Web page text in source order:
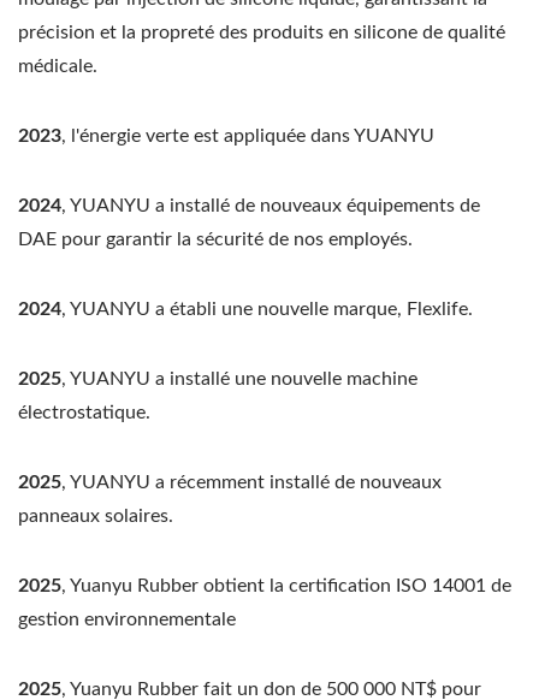
précision et la propreté des produits en silicone de qualité
médicale.
2023, l'énergie verte est appliquée dans YUANYU
2024, YUANYU a installé de nouveaux équipements de
DAE pour garantir la sécurité de nos employés.
2024, YUANYU a établi une nouvelle marque, Flexlife.
2025, YUANYU a installé une nouvelle machine
électrostatique.
2025, YUANYU a récemment installé de nouveaux
panneaux solaires.
2025, Yuanyu Rubber obtient la certification ISO 14001 de
gestion environnementale
2025, Yuanyu Rubber fait un don de 500 000 NT$ pour